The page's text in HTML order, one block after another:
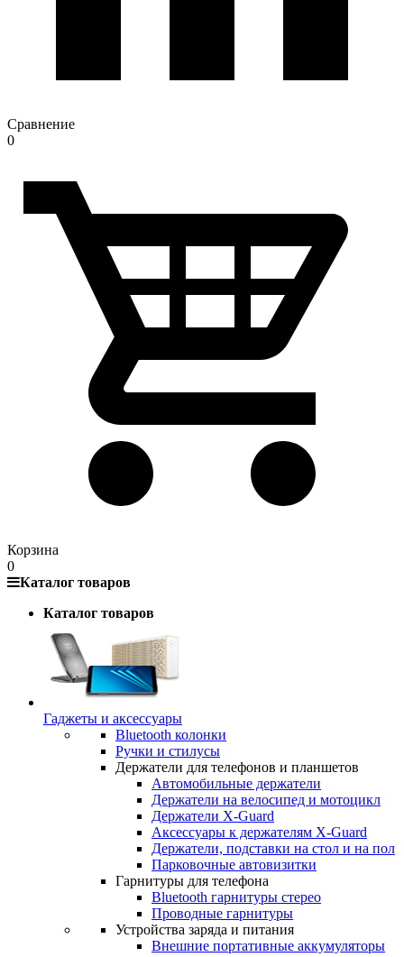
Сравнение
0
Корзина
0
Каталог товаров
Каталог товаров
Гаджеты и аксессуары
Bluetooth колонки
Ручки и стилусы
Держатели для телефонов и планшетов
Автомобильные держатели
Держатели на велосипед и мотоцикл
Держатели X-Guard
Аксессуары к держателям X-Guard
Держатели, подставки на стол и на пол
Парковочные автовизитки
Гарнитуры для телефона
Bluetooth гарнитуры стерео
Проводные гарнитуры
Устройства заряда и питания
Внешние портативные аккумуляторы